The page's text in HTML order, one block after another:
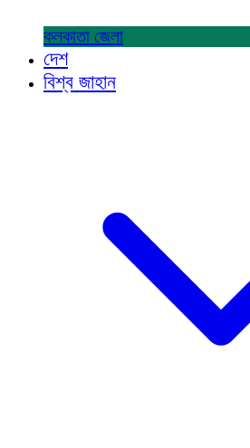
কলকাতা জেলা
দেশ
বিশ্ব জাহান